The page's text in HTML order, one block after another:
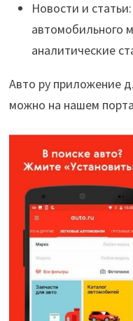
Новости и
автомобильного
аналитические
Авто ру приложение
можно на нашем